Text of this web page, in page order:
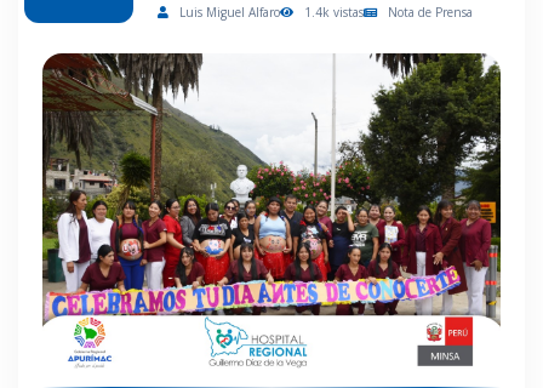
Luis Miguel Alfaro 1.4k vistas Nota de Prensa